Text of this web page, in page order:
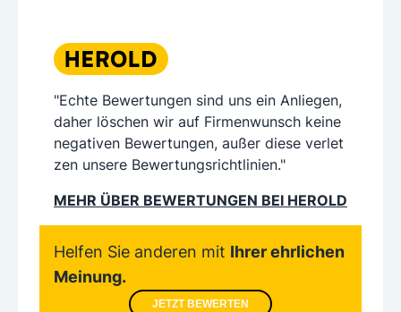
"Echte Bewertungen sind uns ein Anliegen,
daher löschen wir auf Firmenwunsch keine
negativen Bewertungen, außer diese verlet
zen unsere Bewertungsrichtlinien."
MEHR ÜBER BEWERTUNGEN BEI HEROLD
Helfen Sie anderen mit Ihrer ehrlichen
Meinung.
JETZT BEWERTEN